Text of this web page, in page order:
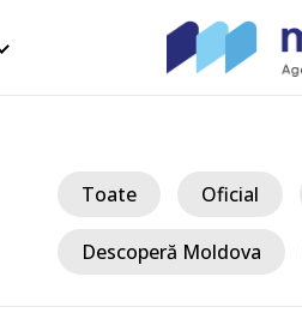
Toate Oficial
Descoperă Moldova